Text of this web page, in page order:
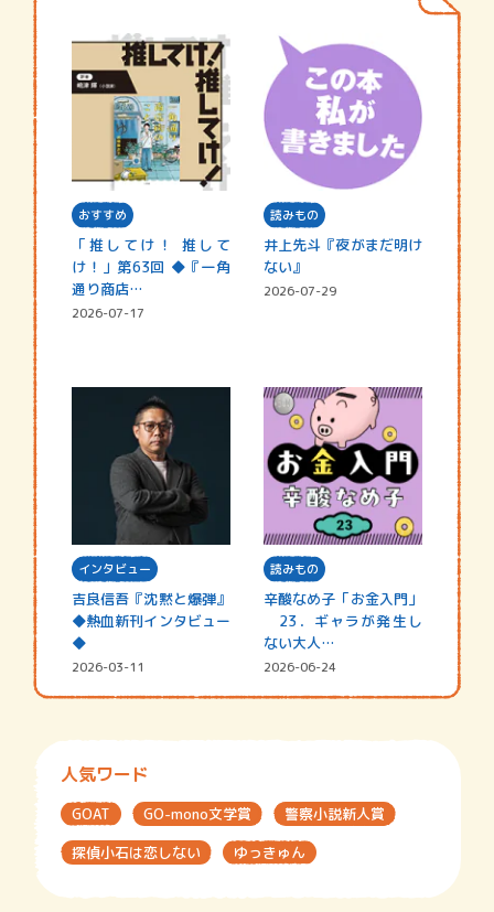
おすすめ
「推してけ！ 推して
け！」第63回 ◆『一角
通り商店…
2026-07-17
読みもの
井上先斗『夜がまだ明け
ない』
2026-07-29
インタビュー
吉良信吾『沈黙と爆弾』
◆熱血新刊インタビュー
◆
2026-03-11
読みもの
辛酸なめ子「お金入門」
23．ギャラが発生し
ない大人…
2026-06-24
人気ワード
GOAT GO-mono文学賞
警察小説新人賞
探偵小石は恋しない
ゆっきゅん